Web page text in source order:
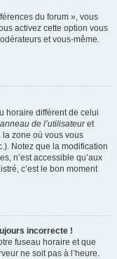
du forum », vous
activez cette option vous
et vous-même.
horaire différent de celui
de l’utilisateuret
la zone où vous vous
Notez que la modification
n’est accessible qu’aux
c’est le bon moment
incorrecte !
fuseau horaire et que
ne soit pas à l’heure.